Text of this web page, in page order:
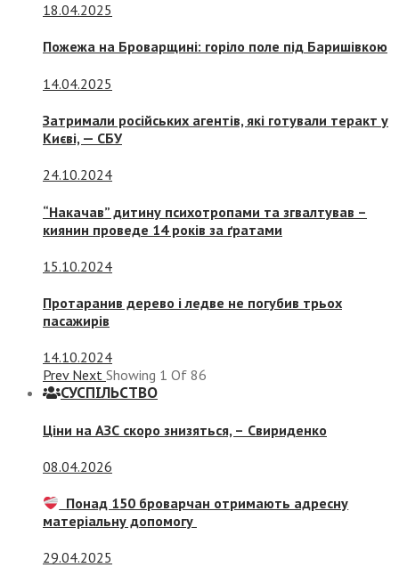
18.04.2025
Пожежа на Броварщині: горіло поле під Баришівкою
14.04.2025
Затримали російських агентів, які готували теракт у
Києві, — СБУ
24.10.2024
“Накачав” дитину психотропами та згвалтував –
киянин проведе 14 років за ґратами
15.10.2024
Протаранив дерево і ледве не погубив трьох
пасажирів
14.10.2024
Prev Next Showing 1 Of 86
СУСПIЛЬСТВО
Ціни на АЗС скоро знизяться, – Свириденко
08.04.2026
Понад 150 броварчан отримають адресну
матеріальну допомогу
29.04.2025